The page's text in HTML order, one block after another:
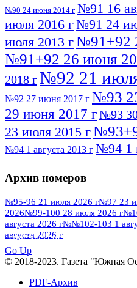
№90 24 июня 2014 г №91 16
июля 2016 г№91 24
июля 2013 г№91+92
№91+92 26 июня
2018 г№92 21
№92 27 июня 2017 г №93
29 июня 2017 г№93
23 июля 2015 г
№94 1 августа 2013 г №94 1
№95 7 августа 2012 г
№95 28 июля
2013 г№96 6 июля
2012 г №96 28 июля 2015 г
№96+97 30 июля
№97
Архив номеров
№95-96 21 июля 2026 г№97 23
2026№99-100 28 июля 2026 г
августа 2026 г№№102-103 1
августа 2026 г
ПОСМОТРЕТЬ ВСЕ
Go Up
© 2018-2023. Газета "Южная
PDF-Архив